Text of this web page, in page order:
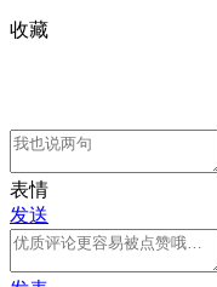
收藏
表情
发送